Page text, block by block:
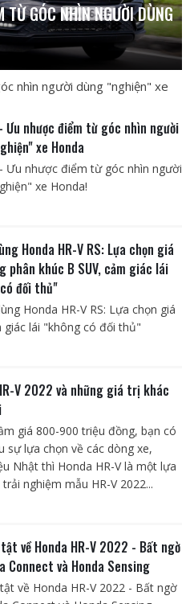
GÓC NHÌN NGƯỜI DÙNG
nhìn người dùng "nghiện" xe
Ưu nhược điểm từ góc nhìn người
xe Honda
- Ưu nhược điểm từ góc nhìn người
xe Honda!
Honda HR-V RS: Lựa chọn giá
khúc B SUV, cảm giác lái
đối thủ"
Honda HR-V RS: Lựa chọn giá
giác lái "không có đối thủ"
V 2022 và những giá trị khác
giá 800-900 triệu đồng, bạn có
sự lựa chọn về các dòng xe,
Nhật thì Honda HR-V là một lựa
nghiệm mẫu HR-V 2022...
về Honda HR-V 2022 - Bất ngờ
Connect và Honda Sensing
về Honda HR-V 2022 - Bất ngờ